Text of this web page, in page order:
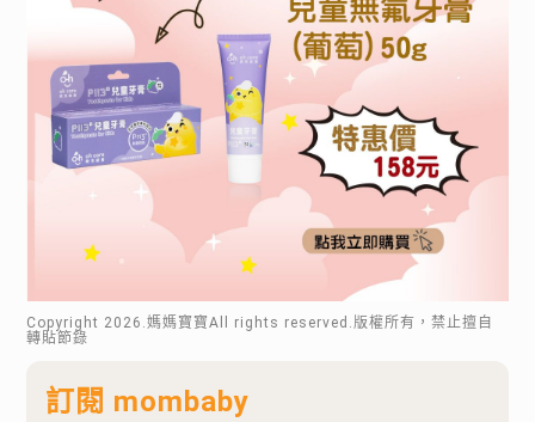
Copyright 2026 .媽媽寶寶All rights reserved.版權所有，禁止擅自
轉貼節錄
訂閱 mombaby